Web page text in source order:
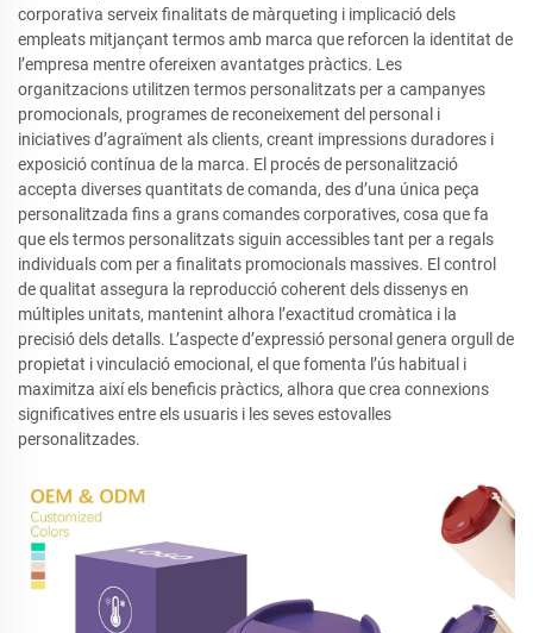
corporativa serveix finalitats de màrqueting i implicació dels
empleats mitjançant termos amb marca que reforcen la identitat de
l’empresa mentre ofereixen avantatges pràctics. Les
organitzacions utilitzen termos personalitzats per a campanyes
promocionals, programes de reconeixement del personal i
iniciatives d’agraïment als clients, creant impressions duradores i
exposició contínua de la marca. El procés de personalització
accepta diverses quantitats de comanda, des d’una única peça
personalitzada fins a grans comandes corporatives, cosa que fa
que els termos personalitzats siguin accessibles tant per a regals
individuals com per a finalitats promocionals massives. El control
de qualitat assegura la reproducció coherent dels dissenys en
múltiples unitats, mantenint alhora l’exactitud cromàtica i la
precisió dels detalls. L’aspecte d’expressió personal genera orgull de
propietat i vinculació emocional, el que fomenta l’ús habitual i
maximitza així els beneficis pràctics, alhora que crea connexions
significatives entre els usuaris i les seves estovalles
personalitzades.